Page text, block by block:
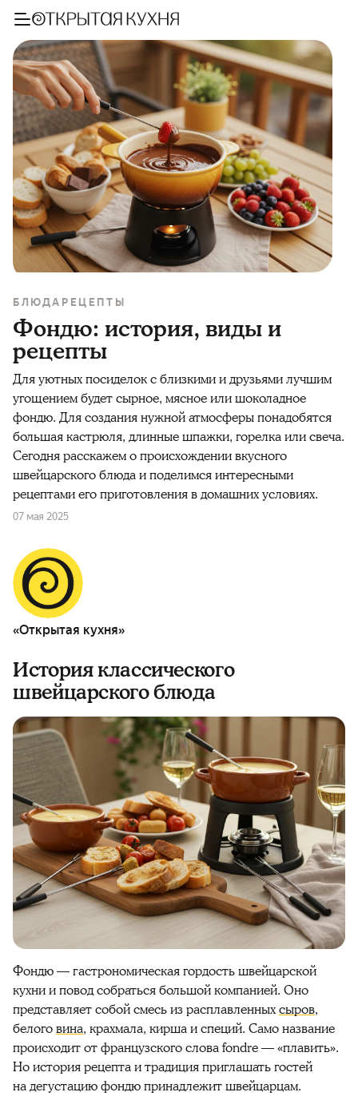
БЛЮДА РЕЦЕПТЫ
Фондю: история, виды и
рецепты
Для уютных посиделок с близкими и друзьями лучшим
угощением будет сырное, мясное или шоколадное
фондю. Для создания нужной атмосферы понадобятся
большая кастрюля, длинные шпажки, горелка или свеча.
Сегодня расскажем о происхождении вкусного
швейцарского блюда и поделимся интересными
рецептами его приготовления в домашних условиях.
07 мая 2025
«Открытая кухня»
История классического
швейцарского блюда
Фондю — гастрономическая гордость швейцарской
кухни и повод собраться большой компанией. Оно
представляет собой смесь из расплавленныхсыров,
белоговина, крахмала, кирша и специй. Само название
происходит от французского слова fondre — «плавить».
Но история рецепта и традиция приглашать гостей
на дегустацию фондю принадлежит швейцарцам.